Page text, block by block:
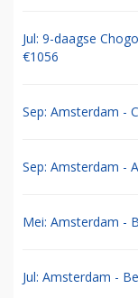
Jul: 9-daagse
€1056
Sep: Amsterdam -
Sep: Amsterdam -
Mei: Amsterdam -
Jul: Amsterdam -